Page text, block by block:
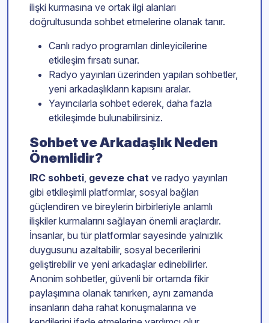
ilişki kurmasına ve ortak ilgi alanları
doğrultusunda sohbet etmelerine olanak tanır.
Canlı radyo programları dinleyicilerine
etkileşim fırsatı sunar.
Radyo yayınları üzerinden yapılan sohbetler,
yeni arkadaşlıkların kapısını aralar.
Yayıncılarla sohbet ederek, daha fazla
etkileşimde bulunabilirsiniz.
Sohbet ve Arkadaşlık Neden
Önemlidir?
IRC sohbeti, geveze chat ve radyo yayınları
gibi etkileşimli platformlar, sosyal bağları
güçlendiren ve bireylerin birbirleriyle anlamlı
ilişkiler kurmalarını sağlayan önemli araçlardır.
İnsanlar, bu tür platformlar sayesinde yalnızlık
duygusunu azaltabilir, sosyal becerilerini
geliştirebilir ve yeni arkadaşlar edinebilirler.
Anonim sohbetler, güvenli bir ortamda fikir
paylaşımına olanak tanırken, aynı zamanda
insanların daha rahat konuşmalarına ve